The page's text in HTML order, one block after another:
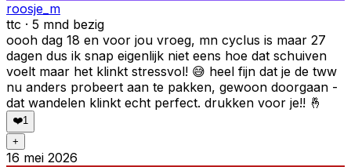
roosje_m
ttc · 5 mnd bezig
oooh dag 18 en voor jou vroeg, mn cyclus is maar 27
dagen dus ik snap eigenlijk niet eens hoe dat schuiven
voelt maar het klinkt stressvol! 😅 heel fijn dat je de tww
nu anders probeert aan te pakken, gewoon doorgaan -
dat wandelen klinkt echt perfect. drukken voor je!! 🤞
❤️1
+
16 mei 2026